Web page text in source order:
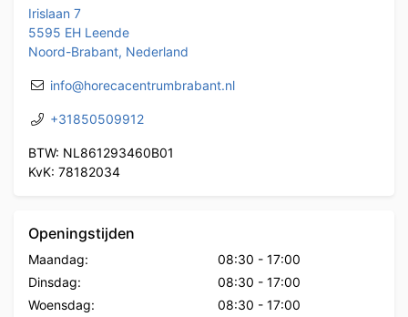
Irislaan 7
5595 EH Leende
Noord-Brabant, Nederland
info@horecacentrumbrabant.nl
+31850509912
BTW: NL861293460B01
KvK: 78182034
Openingstijden
Maandag: 08:30 - 17:00
Dinsdag:
08:30 - 17:00
Woensdag:
08:30 - 17:00